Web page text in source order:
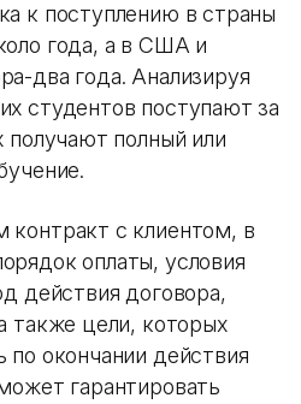
к поступлению в страны
года, а в США и
два года. Анализируя
студентов поступают за
получают полный или
с клиентом, в
оплаты, условия
действия договора,
также цели, которых
по окончании действия
гарантировать